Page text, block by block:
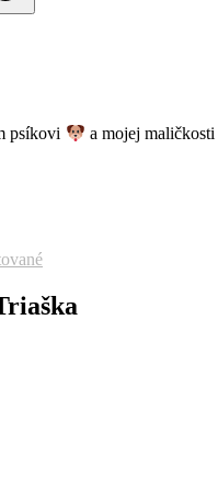
psíkovi a mojej maličkosti